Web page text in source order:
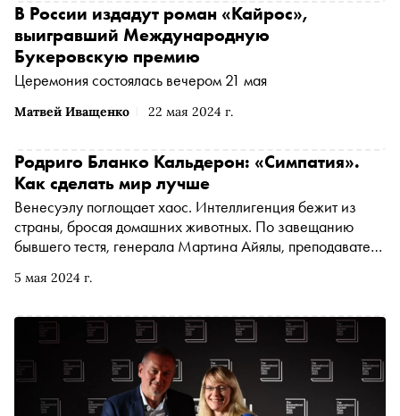
Матвей Иващенко 22 мая 2024 г.
В России издадут роман «Кайрос»,
выигравший Международную
Букеровскую премию
Церемония состоялась вечером 21 мая
5 мая 2024 г.
Родриго Бланко Кальдерон: «Симпатия».
Как сделать мир лучше
Венесуэлу поглощает хаос. Интеллигенция бежит из
страны, бросая домашних животных. По завещанию
бывшего тестя, генерала Мартина Айялы, преподаватель
бездомных собак. Компанию ему составит экс-
энтузиастов. Изданный No Age в переводе Дарьи
Синицыной роман о выживании и обретении
человечности в эпоху перемен вошел в этом году в лонг-
лист Международной Букеровской премии. «Сноб»
публикует две главы